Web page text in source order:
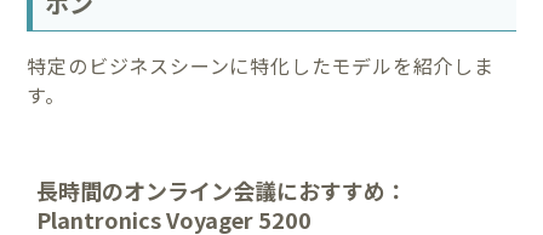
特定のビジネスシーンに特化したモデルを紹介しま
す。
長時間のオンライン会議におすすめ：
Plantronics Voyager 5200